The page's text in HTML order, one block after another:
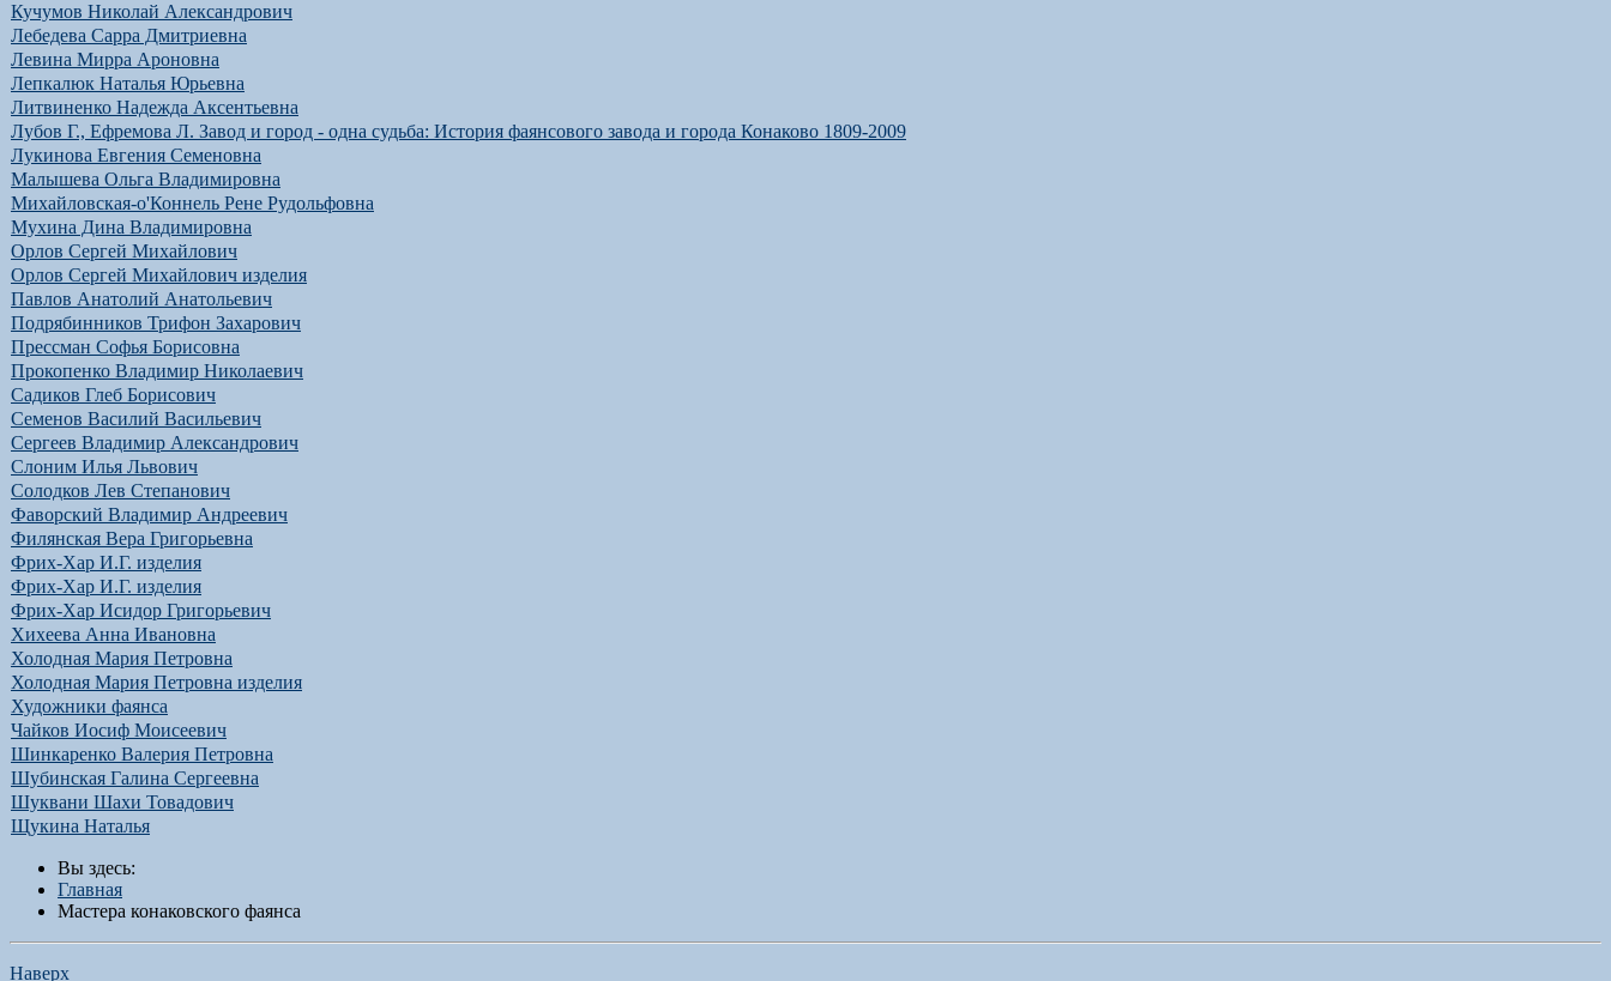
Кучумов Николай Александрович
Лебедева Сарра Дмитриевна
Левина Мирра Ароновна
Лепкалюк Наталья Юрьевна
Литвиненко Надежда Аксентьевна
Лубов Г., Ефремова Л. Завод и город - одна судьба: История фаянсового завода и города Конаково 1809-2009
Лукинова Евгения Семеновна
Малышева Ольга Владимировна
Михайловская-о'Коннель Рене Рудольфовна
Мухина Дина Владимировна
Орлов Сергей Михайлович
Орлов Сергей Михайлович изделия
Павлов Анатолий Анатольевич
Подрябинников Трифон Захарович
Прессман Софья Борисовна
Прокопенко Владимир Николаевич
Садиков Глеб Борисович
Семенов Василий Васильевич
Сергеев Владимир Александрович
Слоним Илья Львович
Солодков Лев Степанович
Фаворский Владимир Андреевич
Филянская Вера Григорьевна
Фрих-Хар И.Г. изделия
Фрих-Хар И.Г. изделия
Фрих-Хар Исидор Григорьевич
Хихеева Анна Ивановна
Холодная Мария Петровна
Холодная Мария Петровна изделия
Художники фаянса
Чайков Иосиф Моисеевич
Шинкаренко Валерия Петровна
Шубинская Галина Сергеевна
Шуквани Шахи Товадович
Щукина Наталья
Вы здесь:
Главная
Мастера конаковского фаянса
Наверх